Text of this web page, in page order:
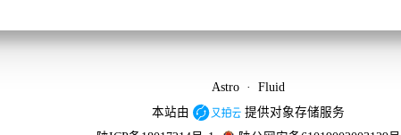
Astro · Fluid
本站由
提供对象存储服务